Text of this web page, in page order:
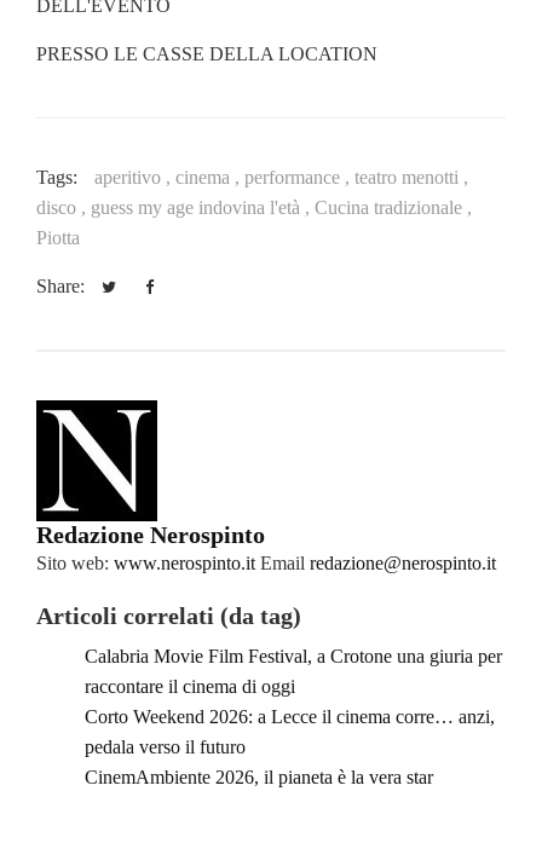
DELL'EVENTO
PRESSO LE CASSE DELLA LOCATION
Tags: aperitivo , cinema , performance , teatro menotti ,
disco , guess my age indovina l'età , Cucina tradizionale ,
Piotta
Share:
Redazione Nerospinto
Sito web: www.nerospinto.it Email redazione@nerospinto.it
Articoli correlati (da tag)
Calabria Movie Film Festival, a Crotone una giuria per
raccontare il cinema di oggi
Corto Weekend 2026: a Lecce il cinema corre… anzi,
pedala verso il futuro
CinemAmbiente 2026, il pianeta è la vera star